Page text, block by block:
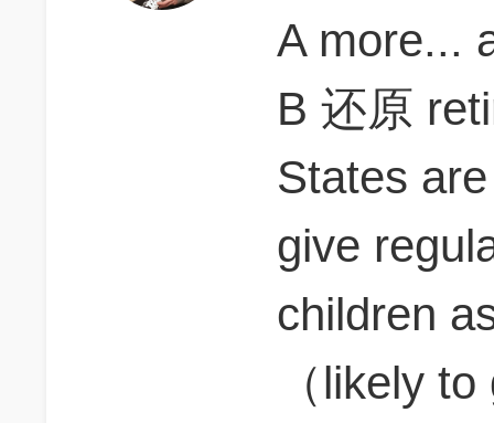
A more...
B 还原
States
give
children
（likely